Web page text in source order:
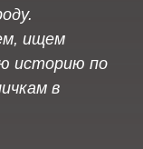
ищем
историю по
в